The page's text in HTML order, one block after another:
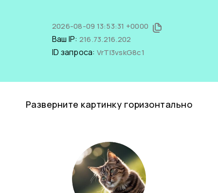
2026-08-09 13:53:31 +0000
Ваш IP: 216.73.216.202
ID запроса: VrTI3vskG8c1
Разверните картинку горизонтально